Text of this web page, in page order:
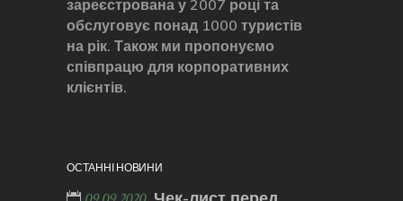
зареєстрована у 2007 році та
обслуговує понад 1000 туристів
на рік. Також ми пропонуємо
співпрацю для корпоративних
клієнтів.
ОСТАННІ НОВИНИ